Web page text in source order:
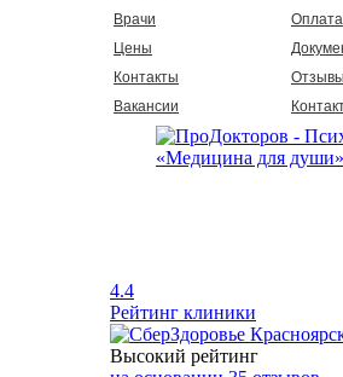
Врачи
Цены
Контакты
Вакансии
Отзывы
4.4
Рейтинг клиники
Высокий рейтинг